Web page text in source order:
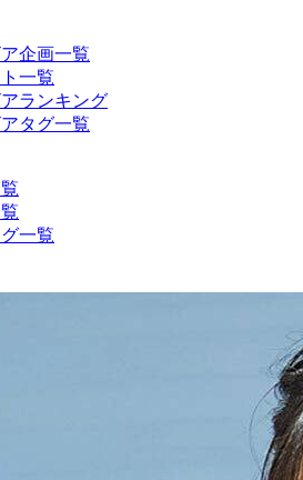
企画一覧
一覧
ランキング
タグ一覧
一覧